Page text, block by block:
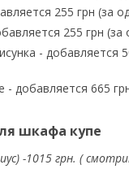
255 грн (за
255 грн
-
добавляется 665
шкафа купе
-1015 грн. (